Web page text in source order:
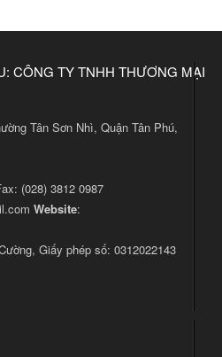
CÔNG TY TNHH THƯƠNG MẠI
Tân Sơn Nhì, Quận Tân Phú,
(028) 3812 0987
Website:
Giấy phép số: 0312022143